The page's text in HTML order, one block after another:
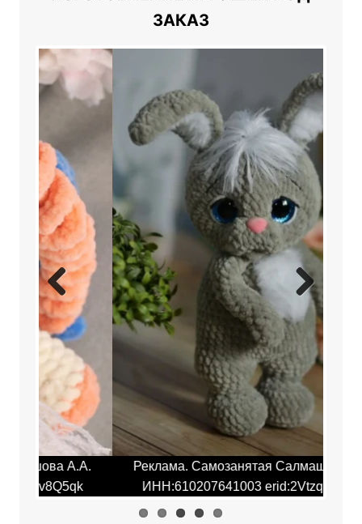
ЗАКАЗ
Реклама. Самозанятая Салмашова А.А.
ИНН:610207641003 erid:2Vtzqv8Q5qk
Previ
ous
Next